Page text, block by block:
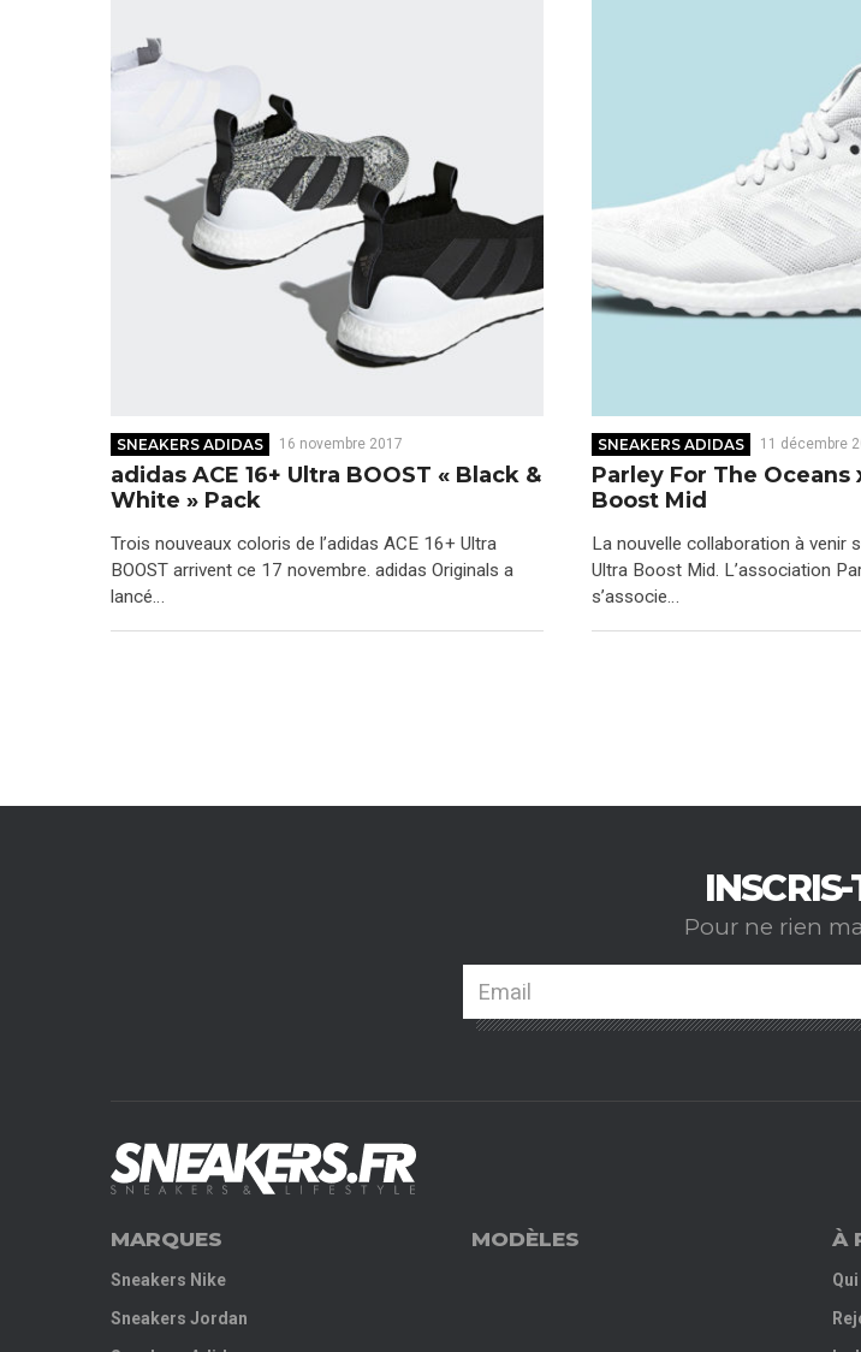
SNEAKERS ADIDAS 16 novembre 2017
adidas ACE 16+ Ultra BOOST « Black &
White » Pack
Trois nouveaux coloris de l’adidas ACE 16+ Ultra
BOOST arrivent ce 17 novembre. adidas Originals a
lancé…
SNEAKERS ADIDAS 11 décembre
Parley For The Oceans
Boost Mid
La nouvelle collaboration à venir
Ultra Boost Mid. L’association
s’associe…
Pour ne rien
MARQUES
Sneakers Nike
Sneakers Jordan
MODÈLES À